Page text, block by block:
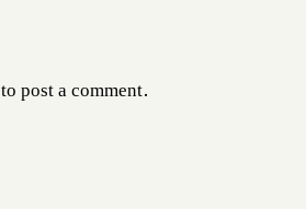
to post a comment.